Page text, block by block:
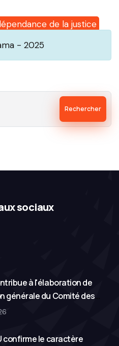
de la justice
- 2025
sociaux
à l'élaboration de
générale du Comité des
des Nations Unies sur la
confirme le caractère